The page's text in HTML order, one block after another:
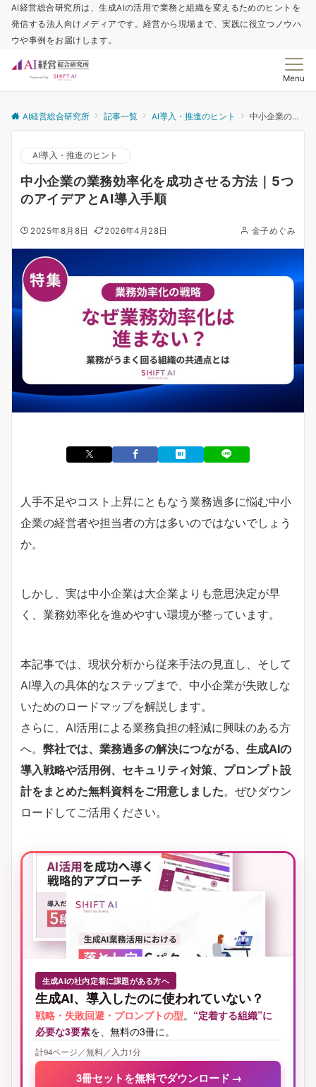
AI経営総合研究所は、生成AIの活用で業務と組織を変えるためのヒントを
発信する法人向けメディアです。経営から現場まで、実践に役立つノウハ
ウや事例をお届けします。
Menu
AI経営総合研究所 記事一覧 AI導入・推進のヒント 中小企業の業務効率化を成功させる方法｜5つのアイデアとAI導入手順
AI導入・推進のヒント
中小企業の業務効率化を成功させる方法｜5つ
のアイデアとAI導入手順
2025年8月8日 2026年4月28日 金子めぐみ
人手不足やコスト上昇にともなう業務過多に悩む中小
企業の経営者や担当者の方は多いのではないでしょう
か。
しかし、実は中小企業は大企業よりも意思決定が早
く、業務効率化を進めやすい環境が整っています。
本記事では、現状分析から従来手法の見直し、そして
AI導入の具体的なステップまで、中小企業が失敗しな
いためのロードマップを解説します。
さらに、AI活用による業務負担の軽減に興味のある方
へ。 弊社では、業務過多の解決につながる、生成AIの
導入戦略や活用例、セキュリティ対策、プロンプト設
計をまとめた無料資料をご用意しました。ぜひダウン
ロードしてご活用ください。
生成AIの社内定着に課題がある方へ
生成AI、導入したのに使われていない？
戦略・失敗回避・プロンプトの型。 “定着する組織”に
必要な3要素を、無料の3冊に。
計94ページ／無料／入力1分
3冊セットを無料でダウンロード→